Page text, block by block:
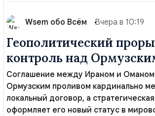
Wsem обо Всём Вчера в 10:19
Геополитический
контроль над
Соглашение между Ираном и
Ормузским проливом кардинально
локальный договор, а
оформляет его новый статус в